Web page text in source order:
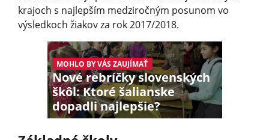
krajoch s najlepším medziročným posunom vo
výsledkoch žiakov za rok 2017/2018.
MOHLO BY VÁS ZAUJÍMAŤ
Nové rebríčky slovenských
škôl: Ktoré šalianske
dopadli najlepšie?